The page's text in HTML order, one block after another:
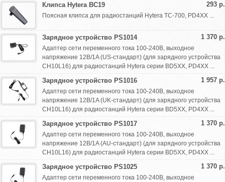
293 р.
Клипса Hytera BC19
Поясная клипса для радиостанций Hytera TC-700, PD4XX ...
1 370 р.
Зарядное устройство PS1014
Адаптер сети переменного тока 100-240В, выходное
напряжение 12В/1A (US-стандарт) (для зарядного устройства
CH10L16) для радиостанций Hytera серии BD5XX, PD4XX ...
1 957 р.
Зарядное устройство PS1016
Адаптер сети переменного тока 100-240В, выходное
напряжение 12В/1A (UK-стандарт) (для зарядного устройства
CH10L16) для радиостанций Hytera серии BD5XX, PD4XX ...
1 370 р.
Зарядное устройство PS1017
Адаптер сети переменного тока 100-240В, выходное
напряжение 12В/1A (AU-стандарт) (для зарядного устройства
CH10L16) для радиостанций Hytera серии BD5XX, PD4XX ...
1 370 р.
Зарядное устройство PS1025
Адаптер сети переменного тока 100-240В, выходное